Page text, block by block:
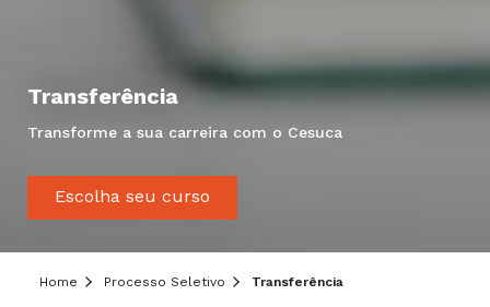
Transferência
Transforme a sua carreira com o Cesuca
Escolha seu curso
Home Processo Seletivo Transferência
Hei, você ainda tem dúvidas?
consultores irá te ajudar!